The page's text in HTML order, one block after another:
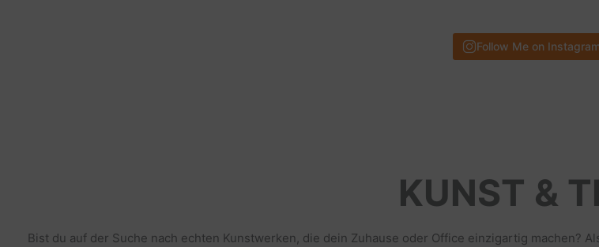
Follow Me on Instagram
KUNST &
Bist du auf der Suche nach echten Kunstwerken, die dein Zuhause oder Office einzigartig machen?